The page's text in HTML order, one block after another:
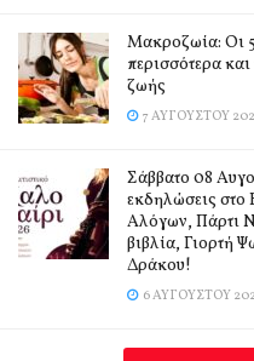
Mακροζωία: Οι
περισσότερα
ζωής
7 ΑΥΓΟΎΣΤΟΥ
Σάββατο 08
εκδηλώσεις
Αλόγων, Πάρτι
βιβλία, Γιορτή
Δράκου!
6 ΑΥΓΟΎΣΤΟΥ